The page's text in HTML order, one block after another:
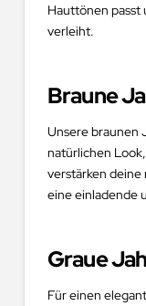
Hauttönen passt
verleiht.
Braune
Unsere braunen
natürlichen
verstärken
eine einladende
Graue
Für einen